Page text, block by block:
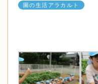
園の生活アラカルト